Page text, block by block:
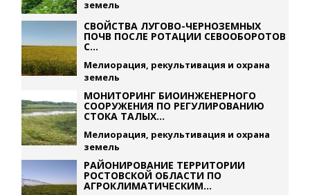
земель
СВОЙСТВА ЛУГОВО-ЧЕРНОЗЕМНЫХ
ПОЧВ ПОСЛЕ РОТАЦИИ СЕВООБОРОТОВ
С...
Мелиорация, рекультивация и охрана
земель
МОНИТОРИНГ БИОИНЖЕНЕРНОГО
СООРУЖЕНИЯ ПО РЕГУЛИРОВАНИЮ
СТОКА ТАЛЫХ...
Мелиорация, рекультивация и охрана
земель
РАЙОНИРОВАНИЕ ТЕРРИТОРИИ
РОСТОВСКОЙ ОБЛАСТИ ПО
АГРОКЛИМАТИЧЕСКИМ...